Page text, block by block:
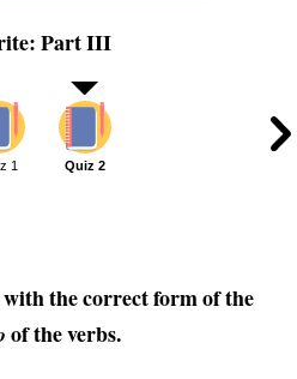
Part III
1 Quiz 2
the correct form of the
of the verbs.